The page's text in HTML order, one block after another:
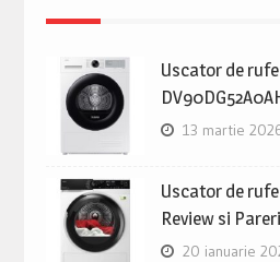
Uscator de
13 martie
Uscator de rufe
Review si
20 ianuarie